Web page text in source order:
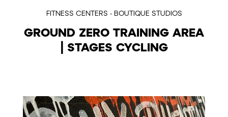
FITNESS CENTERS - BOUTIQUE STUDIOS
GROUND ZERO TRAINING AREA
| STAGES CYCLING